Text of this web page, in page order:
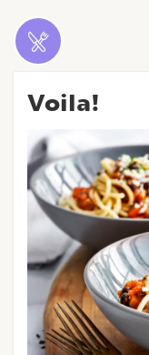
Voila!